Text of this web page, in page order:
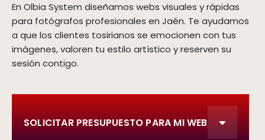
En Olbia System diseñamos webs visuales y rápidas
para fotógrafos profesionales en Jaén. Te ayudamos
a que los clientes tosirianos se emocionen con tus
imágenes, valoren tu estilo artístico y reserven su
sesión contigo.
SOLICITAR PRESUPUESTO PARA MI WEB